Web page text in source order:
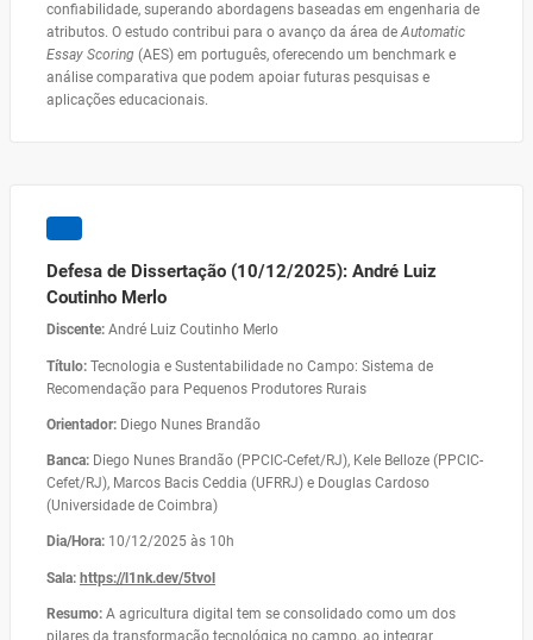
confiabilidade, superando abordagens baseadas em engenharia de
atributos. O estudo contribui para o avanço da área deAutomatic
Essay Scoring (AES) em português, oferecendo um benchmark e
análise comparativa que podem apoiar futuras pesquisas e
aplicações educacionais.
Defesa de Dissertação (10/12/2025): André Luiz
Coutinho Merlo
Discente: André Luiz Coutinho Merlo
Título: Tecnologia e Sustentabilidade no Campo: Sistema de
Recomendação para Pequenos Produtores Rurais
Orientador: Diego Nunes Brandão
Banca: Diego Nunes Brandão (PPCIC-Cefet/RJ), Kele Belloze (PPCIC-
Cefet/RJ), Marcos Bacis Ceddia (UFRRJ) e Douglas Cardoso
(Universidade de Coimbra)
Dia/Hora: 10/12/2025 às 10h
Sala: https://l1nk.dev/5tvol
Resumo: A agricultura digital tem se consolidado como um dos
pilares da transformação tecnológica no campo, ao integrar